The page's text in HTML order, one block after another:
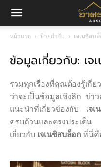
มค
หน้าแรก ป้ายกำกับ เจเนซิสบล็
ข้อมูลเกี่ยวกับ: เจ
รวมทุกเรื่องที่คุณต้องรู้เกี่ย
ว่าจะเป็นข้อมูลเชิงลึก ข่
แนะนำที่เกี่ยวข้องกับ เจ
ครบถ้วนและตรงประเด็น
เกี่ยวกับ เจเนซิสบล็อก ที่นี่คื